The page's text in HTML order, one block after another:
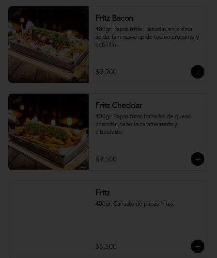
Fritz Bacon
400gr. Papas fritas, bañadas en crema
ácida, láminas-chip de tocino crocante y
cebollín.
$9.900
Fritz Cheddar
400gr. Papas fritas bañadas de queso
cheddar, cebolla caramelizada y
ciboulette.
$9.500
Fritz
400gr. Canasto de papas fritas.
$6.500